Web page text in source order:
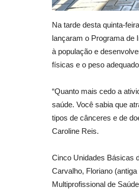
Na tarde desta quinta-
lançaram o Programa de
à população e
físicas e o peso
“Quanto mais cedo a
saúde. Você sabia que
tipos de cânceres e de
Caroline Reis.
Cinco Unidades Básicas
Carvalho, Floriano
Multiprofissional de